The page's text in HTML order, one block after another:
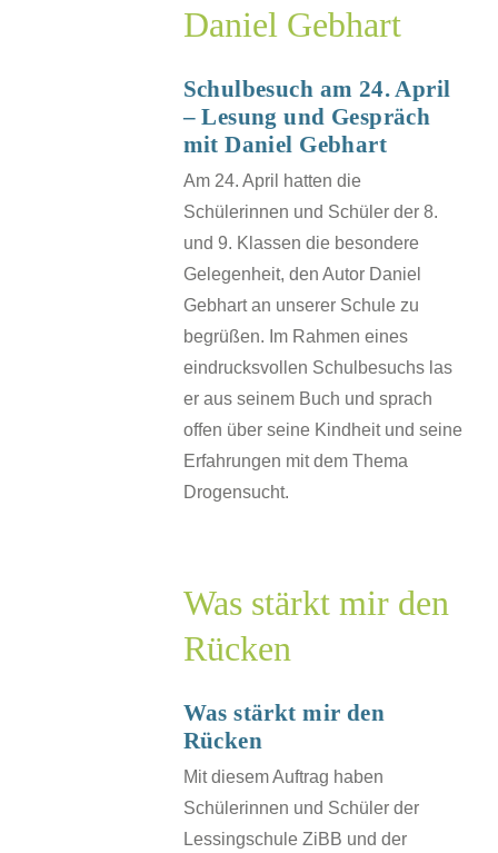
Daniel Gebhart
Schulbesuch am 24. April
– Lesung und Gespräch
mit Daniel Gebhart
Am 24. April hatten die
Schülerinnen und Schüler der 8.
und 9. Klassen die besondere
Gelegenheit, den Autor Daniel
Gebhart an unserer Schule zu
begrüßen. Im Rahmen eines
eindrucksvollen Schulbesuchs las
er aus seinem Buch und sprach
offen über seine Kindheit und seine
Erfahrungen mit dem Thema
Drogensucht.
Was stärkt mir den
Rücken
Was stärkt mir den
Rücken
Mit diesem Auftrag haben
Schülerinnen und Schüler der
Lessingschule ZiBB und der